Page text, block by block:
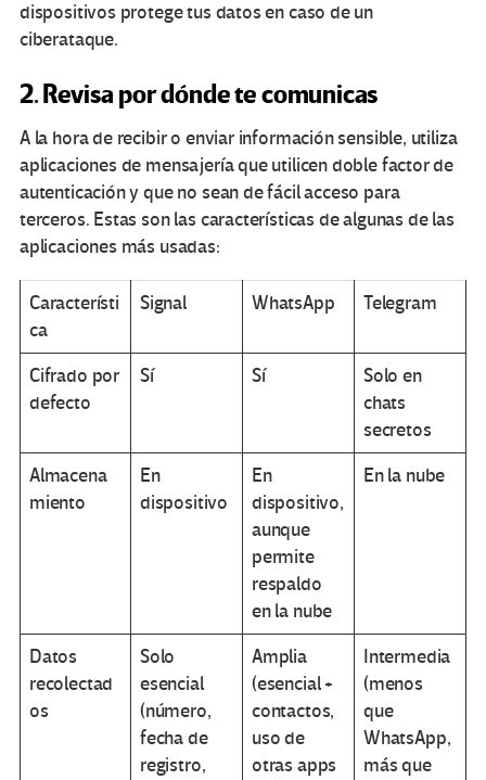
dispositivos protege tus datos en caso de un
ciberataque.
2. Revisa por dónde te comunicas
A la hora de recibir o enviar información sensible, utiliza
aplicaciones de mensajería que utilicen doble factor de
autenticación y que no sean de fácil acceso para
terceros. Estas son las características de algunas de las
aplicaciones más usadas:
Característi
ca
Signal WhatsApp Telegram
Cifrado por
defecto
Sí Sí
Solo en
chats
secretos
Almacena
miento
En
dispositivo
En
dispositivo,
aunque
permite
respaldo
en la nube
En la nube
Datos
recolectad
os
Solo
esencial
(número,
fecha de
registro,
Amplia
(esencial +
contactos,
uso de
otras apps
Intermedia
(menos
que
WhatsApp,
más que